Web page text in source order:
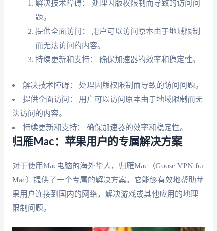
解决技术障碍： 处理因版权限制而导致的访问问
题。
提供全面访问： 用户可以访问原本由于地域限制
而无法访问的内容。
持续更新和支持： 确保加速器的效率和稳定性。
解决技术障碍： 处理因版权限制而导致的访问问题。
提供全面访问： 用户可以访问原本由于地域限制而无
法访问的内容。
持续更新和支持： 确保加速器的效率和稳定性。
归雁Mac：苹果用户的专属解决方案
对于使用Mac电脑的海外华人，归雁Mac（Goose VPN for
Mac）提供了一个专属的解决方案。它能够有效地帮助苹
果用户连接到国内的网络，解决游戏或其他应用的地理
限制问题。